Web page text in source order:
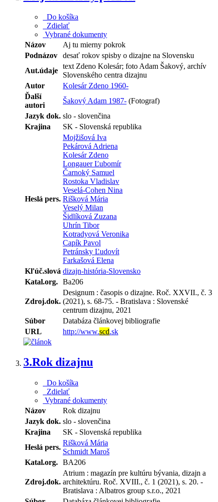
Do košíka
Zdielať
Vybrané dokumenty
Názov
Aj tu mierny pokrok
Podnázov
desať rokov spisby o dizajne na Slovensku
Aut.údaje
text Zdeno Kolesár; foto Adam Šakový, archív
Slovenského centra dizajnu
Autor
Kolesár Zdeno 1960-
Ďalší
autori
Šakový Adam 1987- (Fotograf)
Jazyk dok. slo - slovenčina
Krajina
SK - Slovenská republika
Heslá pers.
Mojžišová Iva
Pekárová Adriena
Kolesár Zdeno
Longauer Ľubomír
Čarnoký Samuel
Rostoka Vladislav
Veselá-Cohen Nina
Rišková Mária
Veselý Milan
Šidlíková Zuzana
Uhrín Tibor
Kotradyová Veronika
Capík Pavol
Petránsky Ľudovít
Farkašová Elena
Kľúč.slová dizajn-história-Slovensko
Katal.org. Ba206
Zdroj.dok.
Designum : časopis o dizajne. Roč. XXVII., č. 3
(2021), s. 68-75. - Bratislava : Slovenské
centrum dizajnu, 2021
Súbor
Databáza článkovej bibliografie
URL
http://www.scd.sk
3.Rok dizajnu
Do košíka
Zdielať
Vybrané dokumenty
Názov
Rok dizajnu
Jazyk dok. slo - slovenčina
Krajina
SK - Slovenská republika
Heslá pers.
Rišková Mária
Schmidt Maroš
Katal.org. BA206
Zdroj.dok.
Atrium : magazín pre kultúru bývania, dizajn a
architektúru. Roč. XVIII., č. 1 (2021), s. 20. -
Bratislava : Albatros group s.r.o., 2021